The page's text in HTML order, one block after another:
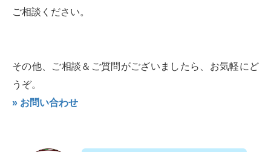
ご相談ください。
その他、ご相談＆ご質問がございましたら、お気軽にど
うぞ。
» お問い合わせ